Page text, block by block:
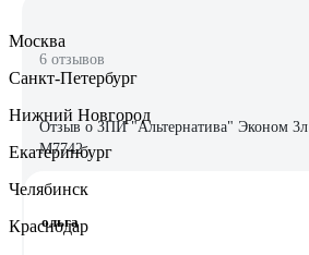
6 отзывов
Отзыв о ЗПИ "Альтернатива" Эконом 3л
М7742
ольга
Москва
Санкт-Петербург
Нижний Новгород
Екатеринбург
Челябинск
Краснодар